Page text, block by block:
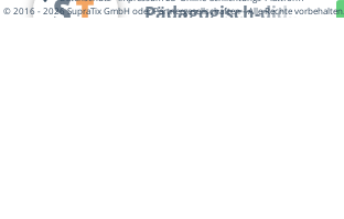
Pädagogisch-did…
© 2016 - 2026 SupraTix GmbH oder Partnergesellschaften - Alle Rechte vorbehalten.